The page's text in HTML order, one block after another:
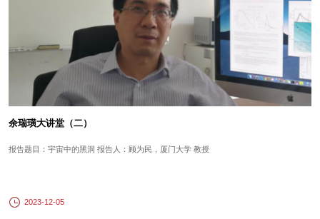
余瑞璜大讲堂（二）
报告题目：宇宙中的黑洞 报告人：顾为民，厦门大学 教授
2023-12-05